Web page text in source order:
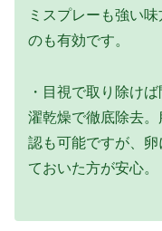
ミスプレーも強い
のも有効です。
・目視で取り除け
濯乾燥で徹底除去
認も可能ですが、
ておいた方が安心。